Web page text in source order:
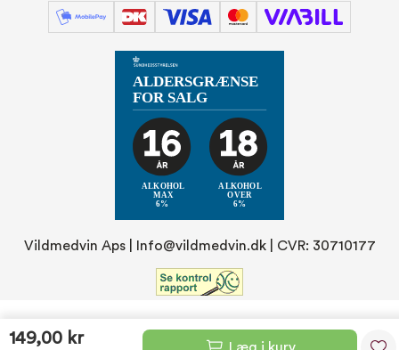
149,00 kr
Vildmedvin Aps | Info@vildmedvin.dk| CVR: 30710177